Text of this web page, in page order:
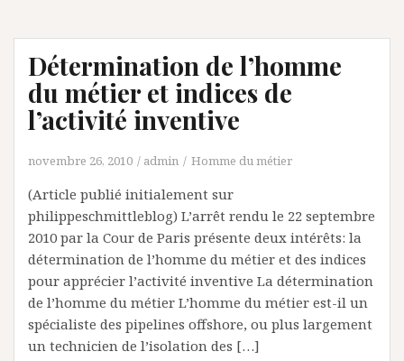
Détermination de l’homme
du métier et indices de
l’activité inventive
novembre 26, 2010 admin Homme du métier
(Article publié initialement sur
philippeschmittleblog) L’arrêt rendu le 22 septembre
2010 par la Cour de Paris présente deux intérêts: la
détermination de l’homme du métier et des indices
pour apprécier l’activité inventive La détermination
de l’homme du métier L’homme du métier est-il un
spécialiste des pipelines offshore, ou plus largement
un technicien de l’isolation des […]